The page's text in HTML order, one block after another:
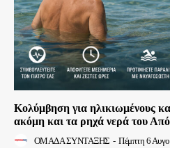
Κολύμβηση για ηλικιωμένους
ακόμη και τα ρηχά νερά του
ΟΜΑΔΑ ΣΥΝΤΑΞΗΣ - Πέμπτη 6